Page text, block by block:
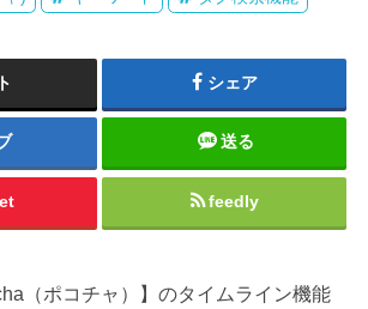
シェア
送る
feedly
（ポコチャ）】のタイムライン機能